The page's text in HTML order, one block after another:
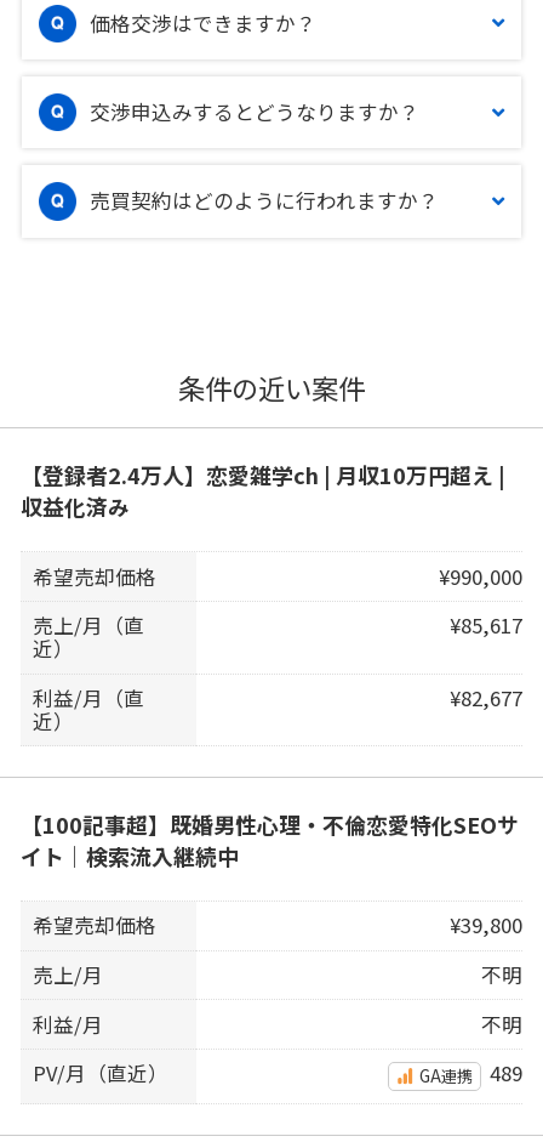
価格交渉はできますか？
交渉申込みするとどうなりますか？
売買契約はどのように行われますか？
条件の近い案件
【登録者2.4万人】恋愛雑学ch | 月収10万円超え |
収益化済み
希望売却価格
¥990,000
売上/月（直
近）
¥85,617
利益/月（直
近）
¥82,677
【100記事超】既婚男性心理・不倫恋愛特化SEOサ
イト｜検索流入継続中
希望売却価格
¥39,800
売上/月
不明
利益/月
不明
PV/月（直近）
GA連携 489